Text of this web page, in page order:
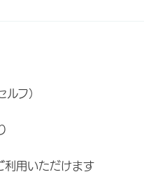
ルフ）
利用いただけます